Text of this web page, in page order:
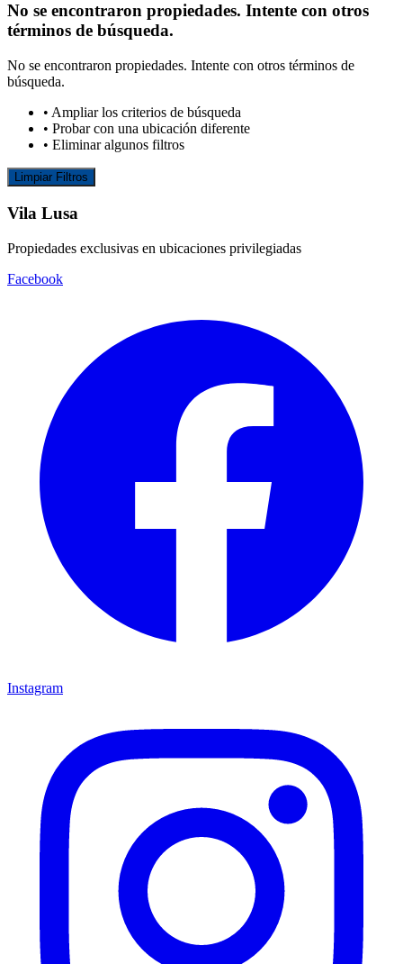
No se encontraron propiedades. Intente con otros
términos de búsqueda.
No se encontraron propiedades. Intente con otros términos de
búsqueda.
• Ampliar los criterios de búsqueda
• Probar con una ubicación diferente
• Eliminar algunos filtros
Limpiar Filtros
Vila Lusa
Propiedades exclusivas en ubicaciones privilegiadas
Facebook
Instagram